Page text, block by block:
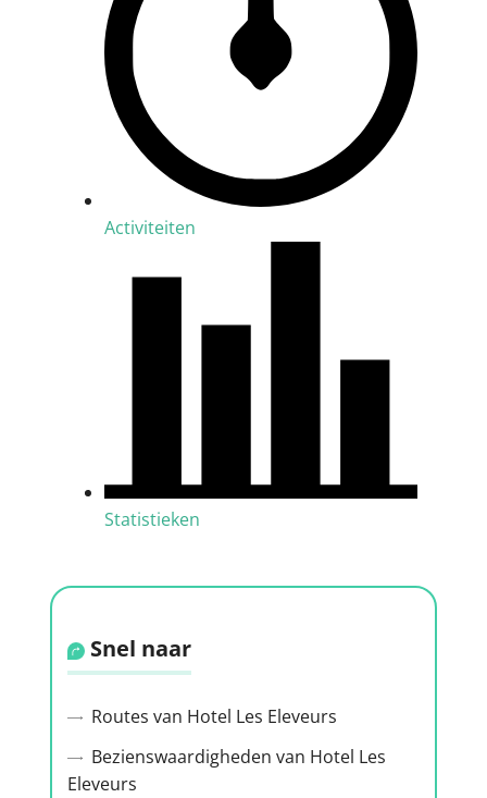
Activiteiten
Statistieken
Snel naar
Routes van Hotel Les Eleveurs
Bezienswaardigheden van Hotel Les
Eleveurs